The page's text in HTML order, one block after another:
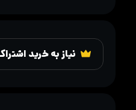
نیاز به خرید